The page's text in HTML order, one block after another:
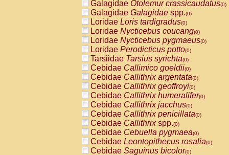
Galagidae Otolemur crassicaudatus(0)
Galagidae Galagidae spp.(0)
Loridae Loris tardigradus(0)
Loridae Nycticebus coucang(0)
Loridae Nycticebus pygmaeus(0)
Loridae Perodicticus potto(0)
Tarsiidae Tarsius syrichta(0)
Cebidae Callimico goeldii(0)
Cebidae Callithrix argentata(0)
Cebidae Callithrix geoffroyi(0)
Cebidae Callithrix humeralifer(0)
Cebidae Callithrix jacchus(0)
Cebidae Callithrix penicillata(0)
Cebidae Callithrixspp.(0)
Cebidae Cebuella pygmaea(0)
Cebidae Leontopithecus rosalia(0)
Cebidae Saguinus bicolor(0)